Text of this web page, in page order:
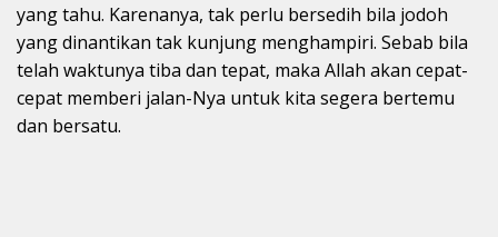
yang tahu. Karenanya, tak perlu bersedih bila jodoh
yang dinantikan tak kunjung menghampiri. Sebab bila
telah waktunya tiba dan tepat, maka Allah akan cepat-
cepat memberi jalan-Nya untuk kita segera bertemu
dan bersatu.